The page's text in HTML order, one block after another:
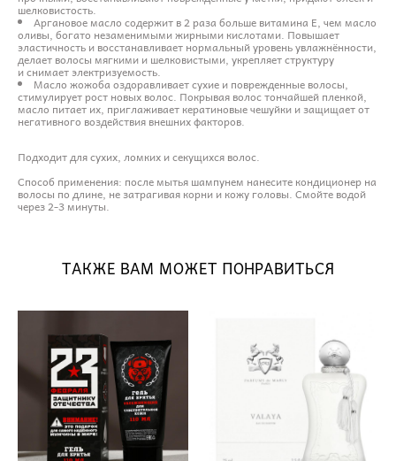
шелковистость.
Аргановое масло содержит в 2 раза больше витамина E, чем масло
оливы, богато незаменимыми жирными кислотами. Повышает
эластичность и восстанавливает нормальный уровень увлажнённости,
делает волосы мягкими и шелковистыми, укрепляет структуру
и снимает электризуемость.
Масло жожоба оздоравливает сухие и поврежденные волосы,
стимулирует рост новых волос. Покрывая волос тончайшей пленкой,
масло питает их, приглаживает кератиновые чешуйки и защищает от
негативного воздействия внешних факторов.
Подходит для сухих, ломких и секущихся волос.
Способ применения: после мытья шампунем нанесите кондиционер на
волосы по длине, не затрагивая корни и кожу головы. Смойте водой
через 2-3 минуты.
ТАКЖЕ ВАМ МОЖЕТ ПОНРАВИТЬСЯ